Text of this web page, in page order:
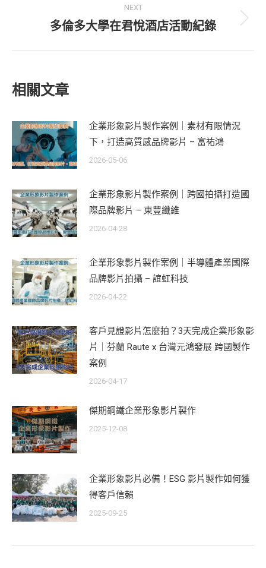
NEXT
Next
多倫多大學在君悅酒店活動紀錄
相關文章
企業形象影片製作案例｜素材有限情況
下，打造高質感品牌影片 – 富祐鴻
2026-05-06
企業形象影片製作案例｜跨國拍攝打造國
際品牌影片 – 東豐纖維
2026-04-28
企業形象影片製作案例｜半導體產業國際
品牌影片拍攝 – 誼虹科技
2026-04-22
客戶見證影片怎麼拍？3天完成企業形象影
片｜芬蘭 Raute x 台灣元鴻發展 跨國製作
案例
2026-04-17
傑期鋼鐵企業形象影片製作
2025-12-08
企業形象影片必備！ESG 影片製作如何獲
得客戶信賴
2025-09-25